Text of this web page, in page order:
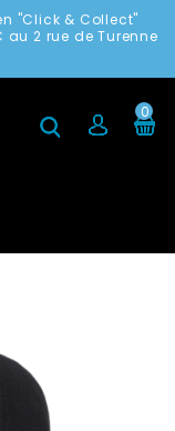
"Click & Collect"
au 2 rue de Turenne
0